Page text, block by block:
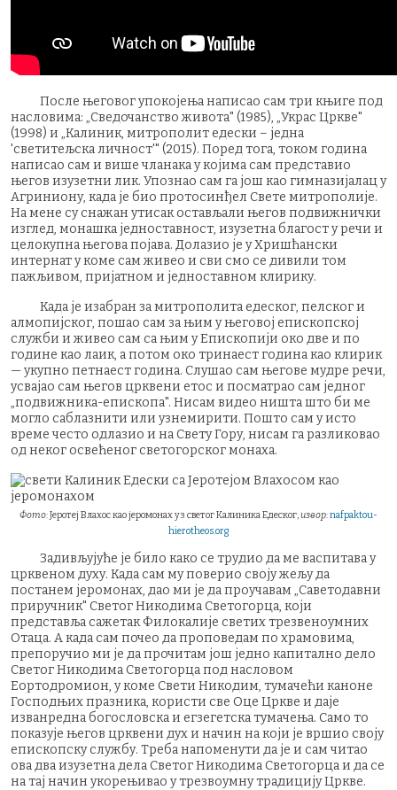
После његовог упокојења написао сам три књиге под
насловима: „Сведочанство живота" (1985), „Украс Цркве"
(1998) и „Калиник, митрополит едески – једна
'светитељска личност'" (2015). Поред тога, током година
написао сам и више чланака у којима сам представио
његов изузетни лик. Упознао сам га још као гимназијалац у
Агриниону, када је био протосинђел Свете митрополије.
На мене су снажан утисак остављали његов подвижнички
изглед, монашка једноставност, изузетна благост у речи и
целокупна његова појава. Долазио је у Хришћански
интернат у коме сам живео и сви смо се дивили том
пажљивом, пријатном и једноставном клирику.
Када је изабран за митрополита едеског, пелског и
алмопијског, пошао сам за њим у његовој епископској
служби и живео сам са њим у Епископији око две и по
године као лаик, а потом око тринаест година као клирик
— укупно петнаест година. Слушао сам његове мудре речи,
усвајао сам његов црквени етос и посматрао сам једног
„подвижника-епископа". Нисам видео ништа што би ме
могло саблазнити или узнемирити. Пошто сам у исто
време често одлазио и на Свету Гору, нисам га разликовао
од неког освећеног светогорског монаха.
Фото: Јеротеј Влахос као јеромонах уз светог Калиника Едеског,извор:nafpaktou-
hierotheos.org
Задивљујуће је било како се трудио да ме васпитава у
црквеном духу. Када сам му поверио своју жељу да
постанем јеромонах, дао ми је да проучавам „Саветодавни
приручник" Светог Никодима Светогорца, који
представља сажетак Филокалије светих трезвеноумних
Отаца. А када сам почео да проповедам по храмовима,
препоручио ми је да прочитам још једно капитално дело
Светог Никодима Светогорца под насловом
Еортодромион, у коме Свети Никодим, тумачећи каноне
Господњих празника, користи све Оце Цркве и даје
изванредна богословска и егзегетска тумачења. Само то
показује његов црквени дух и начин на који је вршио своју
епископску службу. Треба напоменути да је и сам читао
ова два изузетна дела Светог Никодима Светогорца и да се
на тај начин укорењивао у трезвоумну традицију Цркве.